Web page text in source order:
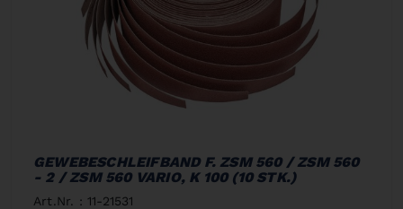
GEWEBESCHLEIFBAND F. ZSM 560 / ZSM 560
- 2 / ZSM 560 VARIO, K 100 (10 STK.)
Art.Nr. : 11-21531